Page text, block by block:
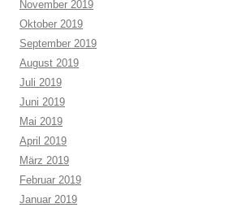
November 2019
Oktober 2019
September 2019
August 2019
Juli 2019
Juni 2019
Mai 2019
April 2019
März 2019
Februar 2019
Januar 2019